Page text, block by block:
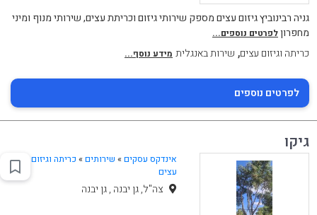
גניה רבינוביץ גיזום עצים מספק שירותי גיזום וכריתת עצים, שירותי מנוף ומיני
מחפרוןלפרטים נוספים...
כריתה וגיזום עצים, שירות באנגלית מידע נוסף...
לפרטים נוספים
גיקו
אינדקס עסקים » שירותים» כריתה וגיזום
עצים
צה"ל, גן יבנה , גן יבנה